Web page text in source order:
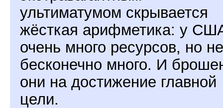
ультиматумом скрывается
жёсткая арифметика: у
очень много ресурсов, но не
бесконечно много. И
они на достижение главной
цели.